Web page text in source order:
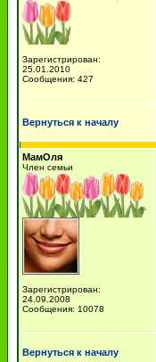
Зарегистрирован:
25.01.2010
Сообщения: 427
Вернуться к началу
МамОля
Член семьи
Зарегистрирован:
24.09.2008
Сообщения: 10078
Вернуться к началу